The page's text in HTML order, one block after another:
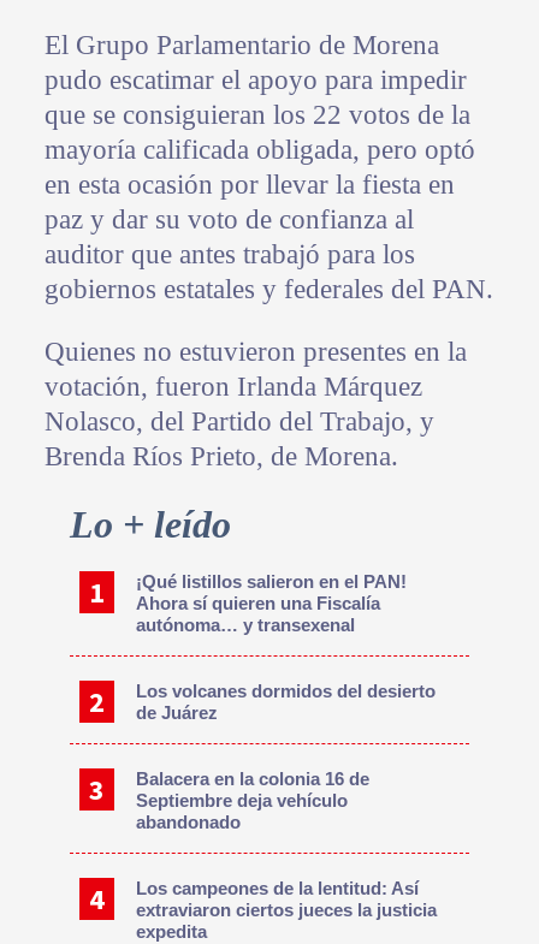
El Grupo Parlamentario de Morena
pudo escatimar el apoyo para impedir
que se consiguieran los 22 votos de la
mayoría calificada obligada, pero optó
en esta ocasión por llevar la fiesta en
paz y dar su voto de confianza al
auditor que antes trabajó para los
gobiernos estatales y federales del PAN.
Quienes no estuvieron presentes en la
votación, fueron Irlanda Márquez
Nolasco, del Partido del Trabajo, y
Brenda Ríos Prieto, de Morena.
Primary
Lo + leído
¡Qué listillos salieron en el PAN!
Ahora sí quieren una Fiscalía
autónoma… y transexenal
Los volcanes dormidos del desierto
de Juárez
Balacera en la colonia 16 de
Septiembre deja vehículo
abandonado
Los campeones de la lentitud: Así
extraviaron ciertos jueces la justicia
expedita